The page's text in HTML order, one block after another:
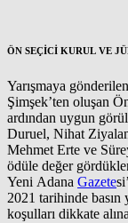
ÖN SEÇİCİ KURUL VE
Yarışmaya
Şimşek’ten oluşan
ardından uygun
Duruel, Nihat
Mehmet Erte ve
ödüle değer
Yeni Adana Gazete
2021 tarihinde
koşulları dikkate